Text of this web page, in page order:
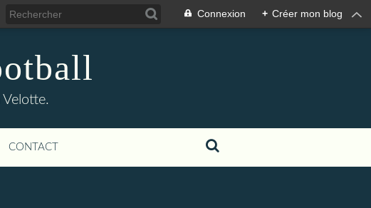
Connexion + Créer mon blog
CONTACT